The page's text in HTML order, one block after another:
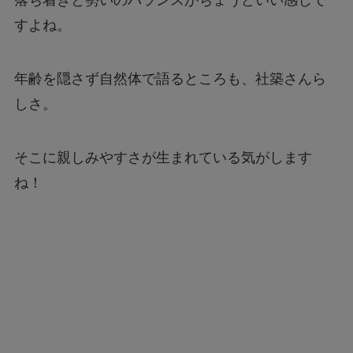
すよね。
年齢を隠さず自然体で語るところも、社築さんら
しさ。
そこに親しみやすさが生まれている気がします
ね！